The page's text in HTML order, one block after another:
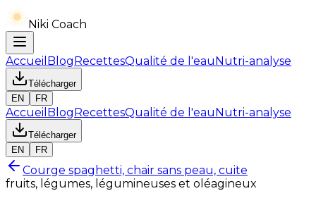
Niki Coach
Accueil BlogRecettesQualité de l'eauNutri-analyse
Télécharger
EN
FR
Accueil BlogRecettesQualité de l'eauNutri-analyse
Télécharger
EN
FR
Courge spaghetti, chair sans peau, cuite
fruits, légumes, légumineuses et oléagineux